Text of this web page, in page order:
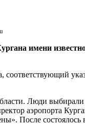
имени
соответствующий
Люди
аэропорта
После состоялось